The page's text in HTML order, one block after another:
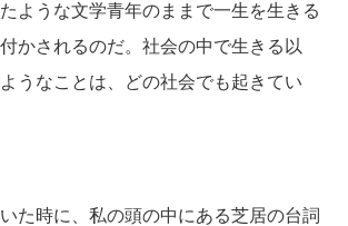
ような文学青年のままで一生を生きる
かされるのだ。社会の中で生きる以
うなことは、どの社会でも起きてい
た時に、私の頭の中にある芝居の台詞